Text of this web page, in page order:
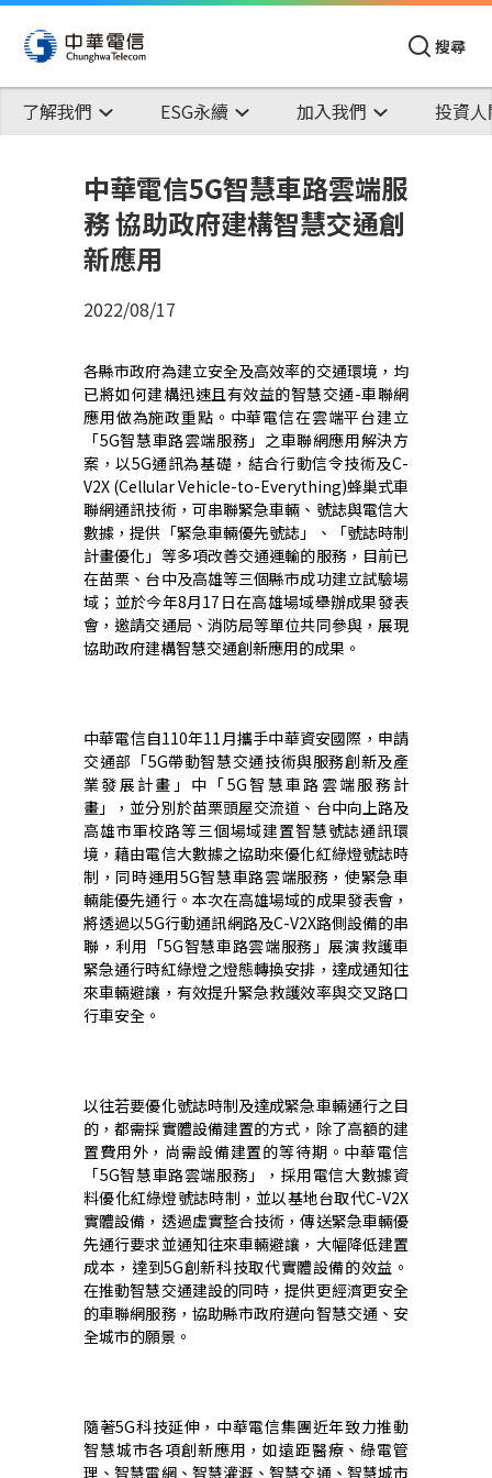
搜尋
了解我們 ESG永續 加入我們 投資
中華電信5G智慧車路雲端服
務 協助政府建構智慧交通創
新應用
2022/08/17
各縣市政府為建立安全及高效率的交通環境，均
已將如何建構迅速且有效益的智慧交通-車聯網
應用做為施政重點。中華電信在雲端平台建立
「5G智慧車路雲端服務」之車聯網應用解決方
案，以5G通訊為基礎，結合行動信令技術及C-
V2X (Cellular Vehicle-to-Everything)蜂巢式車
聯網通訊技術，可串聯緊急車輛、號誌與電信大
數據，提供「緊急車輛優先號誌」、「號誌時制
計畫優化」等多項改善交通運輸的服務，目前已
在苗栗、台中及高雄等三個縣市成功建立試驗場
域；並於今年8月17 日在高雄場域舉辦成果發表
會 ，邀請交通局、消防局等單位共同參與，展現
協助政府建構智慧交通創新應用的成果。
中華電信自110年11月攜手中華資安國際，申請
交通部「5G帶動智慧交通技術與服務創新及產
業發展計畫」中「5G智慧車路雲端服務計
畫」，並分別於苗栗頭屋交流道、台中向上路及
高雄市軍校路等三個場域建置智慧號誌通訊環
境，藉由電信大數據之協助來優化紅綠燈號誌時
制，同時運用5G智慧車路雲端服務，使緊急車
輛能優先通行。本次在高雄場域的成果發表會，
將透過以5G行動通訊網路及C-V2X路側設備的串
聯，利用「5G智慧車路雲端服務」展演救護車
緊急通行時紅綠燈之燈態轉換安排，達成通知往
來車輛避讓，有效提升緊急救護效率與交叉路口
行車安全。
以往若要優化號誌時制及達成緊急車輛通行之目
的，都需採實體設備建置的方式，除了高額的建
置費用外，尚需設備建置的等待期。中華電信
「5G智慧車路雲端服務」，採用電信大數據資
料優化紅綠燈號誌時制，並以基地台取代C-V2X
實體設備，透過虛實整合技術，傳送緊急車輛優
先通行要求並通知往來車輛避讓，大幅降低建置
成本，達到5G創新科技取代實體設備的效益。
在推動智慧交通建設的同時，提供更經濟更安全
的車聯網服務，協助縣市政府邁向智慧交通、安
全城市的願景。
隨著5G科技延伸，中華電信集團近年致力推動
智慧城市各項創新應用，如遠距醫療、綠電管
理、智慧電網、智慧灌溉、智慧交通、智慧城市